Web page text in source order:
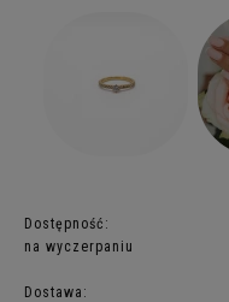
Dostępność:
na wyczerpaniu
Dostawa: